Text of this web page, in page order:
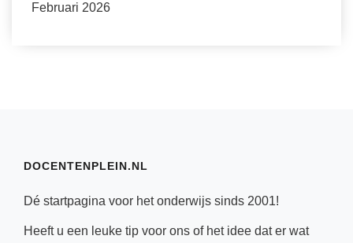
Februari 2026
DOCENTENPLEIN.NL
Dé startpagina voor het onderwijs sinds 2001!
Heeft u een leuke tip voor ons of het idee dat er wat